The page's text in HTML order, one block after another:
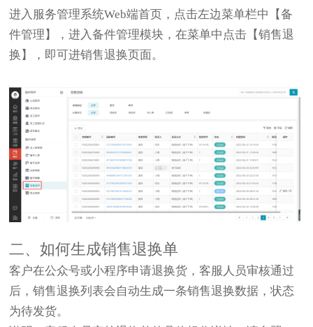
进入服务管理系统Web端首页，点击左边菜单栏中【备
件管理】，进入备件管理模块，在菜单中点击【销售退
换】，即可进销售退换页面。
二、如何生成销售退换单
客户在公众号或小程序申请退换货，客服人员审核通过
后，销售退换列表会自动生成一条销售退换数据，状态
为待发货。